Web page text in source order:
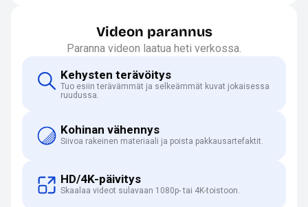
Videon parannus
Paranna videon laatua heti verkossa.
Kehysten terävöitys
Tuo esiin terävämmät ja selkeämmät kuvat jokaisessa
ruudussa.
Kohinan vähennys
Siivoa rakeinen materiaali ja poista pakkausartefaktit.
HD/4K-päivitys
Skaalaa videot sulavaan 1080p- tai 4K-toistoon.